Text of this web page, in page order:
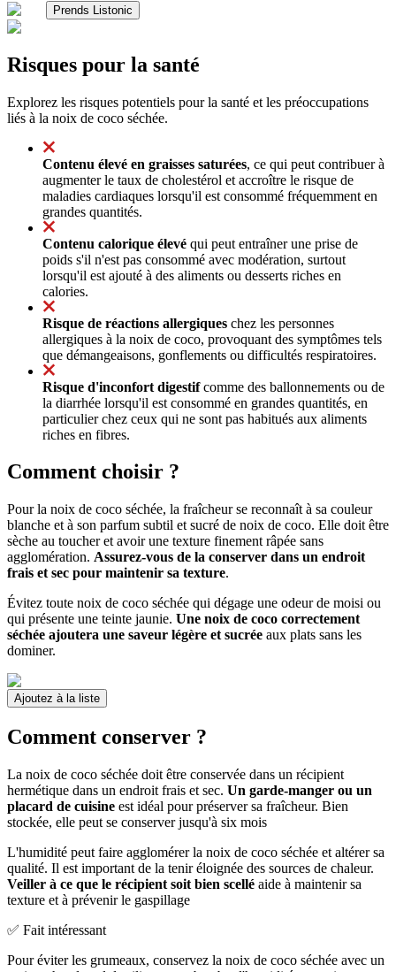
Prends Listonic
Risques pour la santé
Explorez les risques potentiels pour la santé et les préoccupations
liés à la noix de coco séchée.
Contenu élevé en graisses saturées, ce qui peut contribuer à
augmenter le taux de cholestérol et accroître le risque de
maladies cardiaques lorsqu'il est consommé fréquemment en
grandes quantités.
Contenu calorique élevé qui peut entraîner une prise de
poids s'il n'est pas consommé avec modération, surtout
lorsqu'il est ajouté à des aliments ou desserts riches en
calories.
Risque de réactions allergiques chez les personnes
allergiques à la noix de coco, provoquant des symptômes tels
que démangeaisons, gonflements ou difficultés respiratoires.
Risque d'inconfort digestifcomme des ballonnements ou de
la diarrhée lorsqu'il est consommé en grandes quantités, en
particulier chez ceux qui ne sont pas habitués aux aliments
riches en fibres.
Comment choisir ?
Pour la noix de coco séchée, la fraîcheur se reconnaît à sa couleur
blanche et à son parfum subtil et sucré de noix de coco. Elle doit être
sèche au toucher et avoir une texture finement râpée sans
agglomération. Assurez-vous de la conserver dans un endroit
frais et sec pour maintenir sa texture.
Évitez toute noix de coco séchée qui dégage une odeur de moisi ou
qui présente une teinte jaunie. Une noix de coco correctement
séchée ajoutera une saveur légère et sucrée aux plats sans les
dominer.
Ajoutez à la liste
Comment conserver ?
La noix de coco séchée doit être conservée dans un récipient
hermétique dans un endroit frais et sec. Un garde-manger ou un
placard de cuisine est idéal pour préserver sa fraîcheur. Bien
stockée, elle peut se conserver jusqu'à six mois
L'humidité peut faire agglomérer la noix de coco séchée et altérer sa
qualité. Il est important de la tenir éloignée des sources de chaleur.
Veiller à ce que le récipient soit bien scellé aide à maintenir sa
texture et à prévenir le gaspillage
✅ Fait intéressant
Pour éviter les grumeaux, conservez la noix de coco séchée avec un